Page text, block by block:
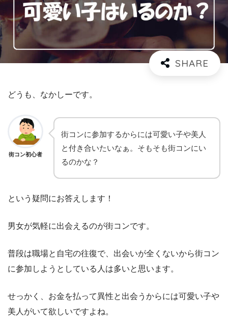
どうも、なかしーです。
街コン初心者
街コンに参加するからには可愛い子や美人
と付き合いたいなぁ。そもそも街コンにい
るのかな？
という疑問にお答えします！
男女が気軽に出会えるのが街コンです。
普段は職場と自宅の往復で、出会いが全くないから街コン
に参加しようとしている人は多いと思います。
せっかく、お金を払って異性と出会うからには可愛い子や
美人がいて欲しいですよね。